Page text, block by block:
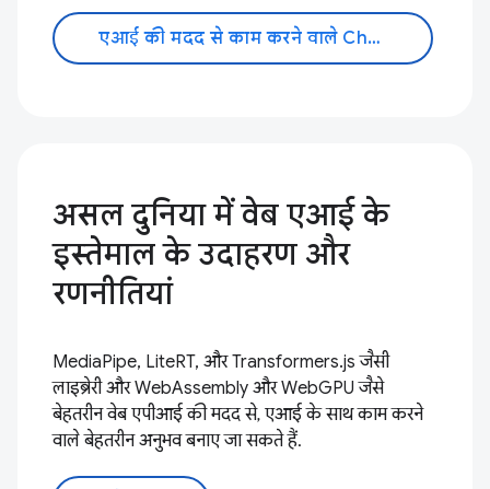
एआई की मदद से काम करने वाले Chrome एक्सटेंशन
असल दुनिया में वेब एआई के
इस्तेमाल के उदाहरण और
रणनीतियां
MediaPipe, LiteRT, और Transformers.js जैसी
लाइब्रेरी और WebAssembly और WebGPU जैसे
बेहतरीन वेब एपीआई की मदद से, एआई के साथ काम करने
वाले बेहतरीन अनुभव बनाए जा सकते हैं.